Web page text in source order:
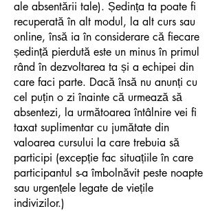
ale absentării tale). Ședința ta poate fi
recuperată în alt modul, la alt curs sau
online, însă ia în considerare că fiecare
ședință pierdută este un minus în primul
rând în dezvoltarea ta și a echipei din
care faci parte. Dacă însă nu anunți cu
cel puțin o zi înainte că urmează să
absentezi, la următoarea întâlnire vei fi
taxat suplimentar cu jumătate din
valoarea cursului la care trebuia să
participi (excepție fac situațiile în care
participantul s-a îmbolnăvit peste noapte
sau urgențele legate de viețile
indivizilor.)